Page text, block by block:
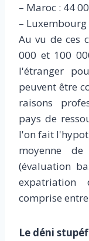
– Maroc : 44
– Luxembourg
Au vu de ces
000 et 100
l'étranger
peuvent être
raisons
pays de
l'on fait
moyenne
(évaluation
expatriation
comprise
Le déni